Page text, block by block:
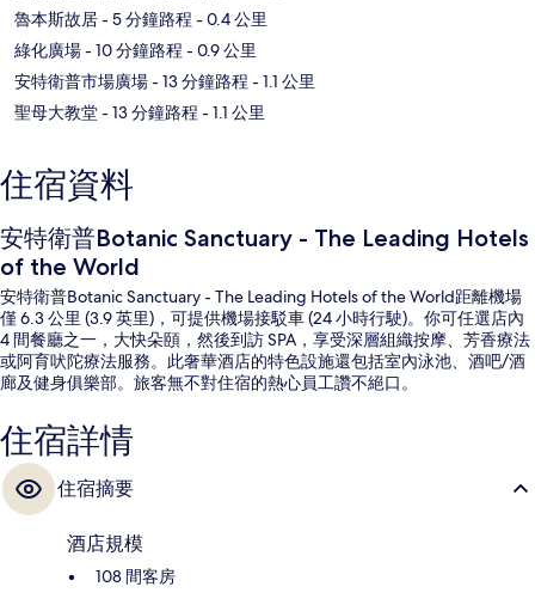
魯本斯故居- 5 分鐘路程 - 0.4 公里
綠化廣場- 10 分鐘路程 - 0.9 公里
安特衛普市場廣場- 13 分鐘路程 - 1.1 公里
聖母大教堂- 13 分鐘路程 - 1.1 公里
住宿資料
安特衛普Botanic Sanctuary - The Leading Hotels
of the World
安特衛普Botanic Sanctuary - The Leading Hotels of the World距離機場
僅 6.3 公里 (3.9 英里)，可提供機場接駁車 (24 小時行駛)。你可任選店內
4 間餐廳之一，大快朵頤，然後到訪 SPA，享受深層組織按摩、芳香療法
或阿育吠陀療法服務。此奢華酒店的特色設施還包括室內泳池、酒吧/酒
廊及健身俱樂部。旅客無不對住宿的熱心員工讚不絕口。
住宿詳情
住宿摘要
酒店規模
108 間客房